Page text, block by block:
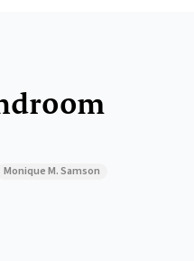
Monique M. Samson